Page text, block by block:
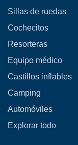
Sillas de ruedas
Cochecitos
Resorteras
Equipo médico
Castillos inflables
Camping
Automóviles
Explorar todo